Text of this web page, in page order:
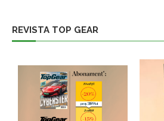
REVISTA TOP GEAR